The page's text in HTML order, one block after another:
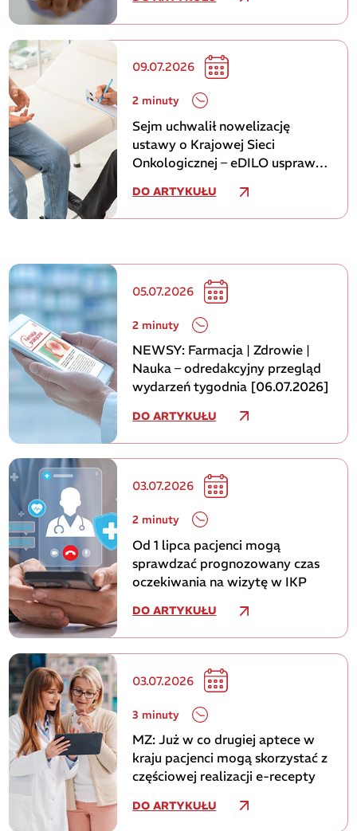
09.07.2026
2 minuty
Sejm uchwalił nowelizację
ustawy o Krajowej Sieci
Onkologicznej – eDILO usprawni
DO ARTYKUŁU
05.07.2026
2 minuty
NEWSY: Farmacja | Zdrowie |
Nauka – odredakcyjny przegląd
wydarzeń tygodnia [06.07.2026]
DO ARTYKUŁU
03.07.2026
2 minuty
Od 1 lipca pacjenci mogą
sprawdzać prognozowany czas
oczekiwania na wizytę w IKP
DO ARTYKUŁU
03.07.2026
3 minuty
MZ: Już w co drugiej aptece w
kraju pacjenci mogą skorzystać z
częściowej realizacji e-recepty
DO ARTYKUŁU